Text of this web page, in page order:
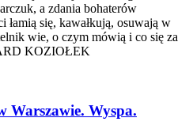
a zdania bohaterów
łamią się, kawałkują, osuwają w
wie, o czym mówią i co się za
KOZIOŁEK
Warszawie. Wyspa.